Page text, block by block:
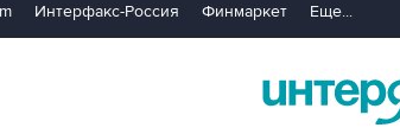
Интерфакс-Россия Финмаркет Еще...